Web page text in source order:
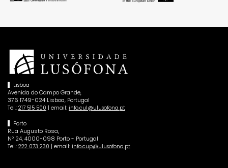
Lisboa
Avenida do Campo Grande,
376 1749-024 Lisboa, Portugal
Tel.: 217 515 500 | email: info.cul@ulusofona.pt
Porto
Rua Augusto Rosa,
Nº 24, 4000-098 Porto - Portugal
Tel.: 222 073 230 | email: info.cup@ulusofona.pt